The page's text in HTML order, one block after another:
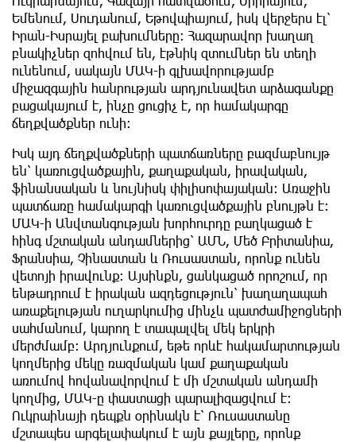
Եմենում, Սուդանում, Եթովպիայում, իսկ վերջերս էլ՝
Իրան-Իսրայել բախումները։ Հազարավոր խաղաղ
բնակիչներ զոհվում են, էթնիկ զտումներ են տեղի
ունենում, սակայն ՄԱԿ-ի գլխավորությամբ
միջազգային հանրության արդյունավետ արձագանքը
բացակայում է, ինչը ցուցիչ է, որ համակարգը
ճեղքվածքներ ունի։
Իսկ այդ ճեղքվածքների պատճառները բազմաբնույթ
են՝ կառուցվածքային, քաղաքական, իրավական,
ֆինանսական և նույնիսկ փիլիսոփայական։ Առաջին
պատճառը համակարգի կառուցվածքային բնույթն է։
ՄԱԿ-ի Անվտանգության խորհուրդը բաղկացած է
հինգ մշտական անդամներից՝ ԱՄՆ, Մեծ Բրիտանիա,
Ֆրանսիա, Չինաստան և Ռուսաստան, որոնք ունեն
վետոյի իրավունք։ Այսինքն, ցանկացած որոշում, որ
ենթադրում է իրական ազդեցություն՝ խաղաղապահ
առաքելության ուղարկումից մինչև պատժամիջոցների
սահմանում, կարող է տապալվել մեկ երկրի
մերժմամբ։ Արդյունքում, եթե որևէ հակամարտության
կողմերից մեկը ռազմական կամ քաղաքական
առումով հովանավորվում է մի մշտական անդամի
կողմից, ՄԱԿ-ը փաստացի պարալիզացվում է։
Ուկրաինայի դեպքն օրինակն է՝ Ռուսաստանը
մշտապես արգելափակում է այն քայլերը, որոնք